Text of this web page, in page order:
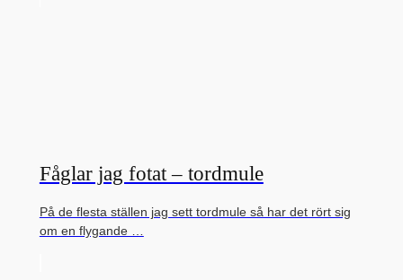
Fåglar jag fotat – tordmule
På de flesta ställen jag sett tordmule så har det rört sig
om en flygande …